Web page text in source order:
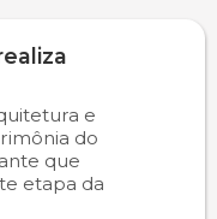
e
do
que
etapa da